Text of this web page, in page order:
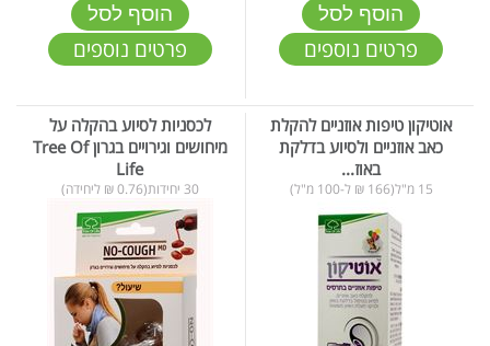
הוסף לסל
פרטים נוספים
הוסף לסל
פרטים נוספים
אוטיקון טיפות אוזניים להקלת
כאב אוזניים ולסיוע בדלקת
באוז...
15 מ"ל(166 ₪ ל-100 מ"ל)
לכסניות לסיוע בהקלה על
מיחושים וגירויים בגרון Tree Of
Life
30 יחידות(0.76 ₪ ליחידה)